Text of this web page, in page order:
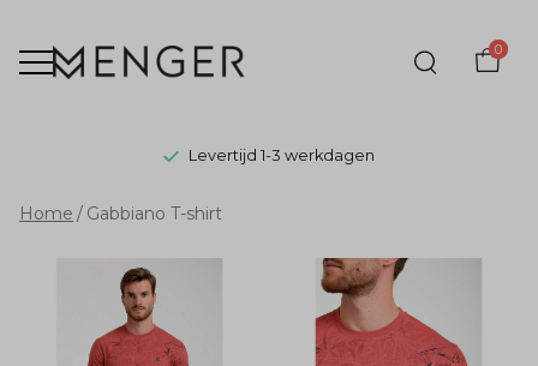
0
Levertijd 1-3 werkdagen
Gabbiano
shirt
Home Gabbiano T-shirt